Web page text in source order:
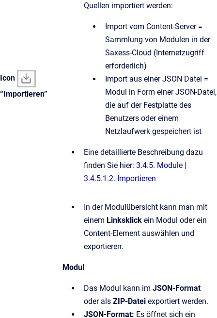
Icon
“Importieren”
Quellen importiert werden:
Import vom Content-Server =
Sammlung von Modulen in der
Saxess-Cloud (Internetzugriff
erforderlich)
Import aus einer JSON Datei =
Modul in Form einer JSON-Datei,
die auf der Festplatte des
Benutzers oder einem
Netzlaufwerk gespeichert ist
Eine detaillierte Beschreibung dazu
finden Sie hier: 3.4.5. Module |
3.4.5.1.2.-Importieren
In der Modulübersicht kann man mit
einem Linksklick ein Modul oder ein
Content-Element auswählen und
exportieren.
Modul
Das Modul kann im JSON-Format
oder als ZIP-Datei exportiert werden.
JSON-Format: Es öffnet sich ein